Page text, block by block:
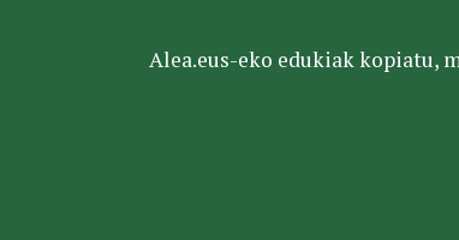
Alea.eus-eko edukiak kopiatu,